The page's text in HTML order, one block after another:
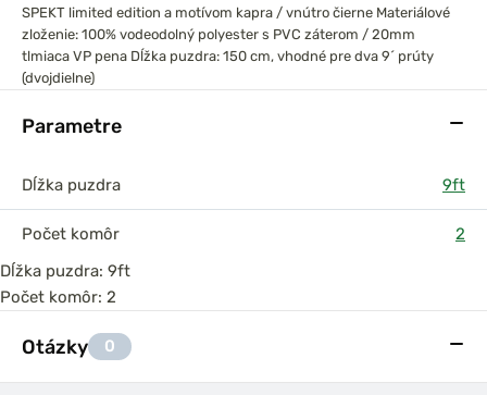
SPEKT limited edition a motívom kapra / vnútro čierne Materiálové
zloženie: 100% vodeodolný polyester s PVC záterom / 20mm
tlmiaca VP pena Dĺžka puzdra: 150 cm, vhodné pre dva 9´ prúty
(dvojdielne)
Parametre
Dĺžka puzdra 9ft
Počet komôr
2
Dĺžka puzdra: 9ft
Počet komôr: 2
Otázky 0